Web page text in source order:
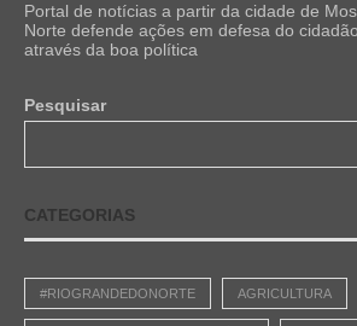
Portal de notícias a partir da cidade de
Norte defende ações em defesa do
através da boa política
Pesquisar
CATEGORIAS
#RIOGRANDEDONORTE AGRICULTURA